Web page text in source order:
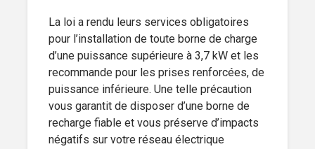
La loi a rendu leurs services obligatoires
pour l’installation de toute borne de charge
d’une puissance supérieure à 3,7 kW et les
recommande pour les prises renforcées, de
puissance inférieure. Une telle précaution
vous garantit de disposer d’une borne de
recharge fiable et vous préserve d’impacts
négatifs sur votre réseau électrique